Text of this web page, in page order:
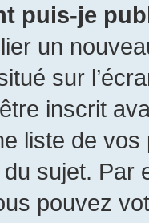
puis-je
un
sur
inscrit
liste de vos
sujet. Par
pouvez